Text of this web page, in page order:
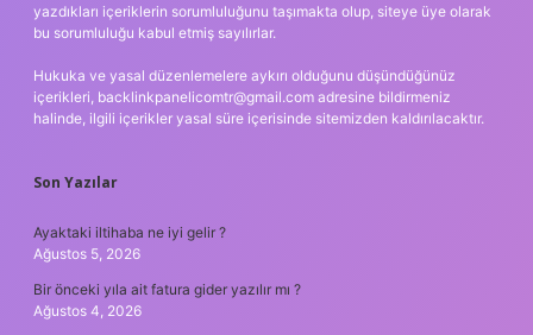
yazdıkları içeriklerin sorumluluğunu taşımakta olup, siteye üye olarak
bu sorumluluğu kabul etmiş sayılırlar.
Hukuka ve yasal düzenlemelere aykırı olduğunu düşündüğünüz
içerikleri, backlinkpanelicomtr@gmail.com adresine bildirmeniz
halinde, ilgili içerikler yasal süre içerisinde sitemizden kaldırılacaktır.
Son Yazılar
Ayaktaki iltihaba ne iyi gelir ?
Ağustos 5, 2026
Bir önceki yıla ait fatura gider yazılır mı ?
Ağustos 4, 2026